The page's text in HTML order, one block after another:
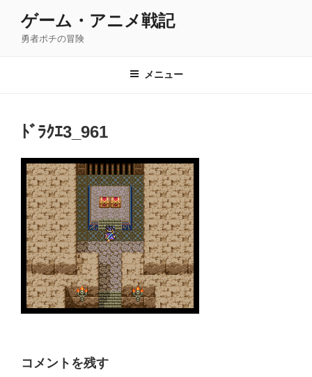
ゲーム・アニメ戦記
勇者ポチの冒険
メニュー
ﾄﾞﾗｸｴ3_961
コメントを残す